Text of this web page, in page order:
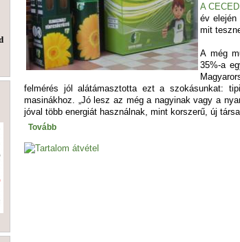
A
év elején
mit
A még
35%-a
felmérés jól alátámasztotta ezt a szokásunkat:
masinákhoz. „Jó lesz az még a nagyinak vagy a
jóval több energiát használnak, mint korszerű, új
Tovább